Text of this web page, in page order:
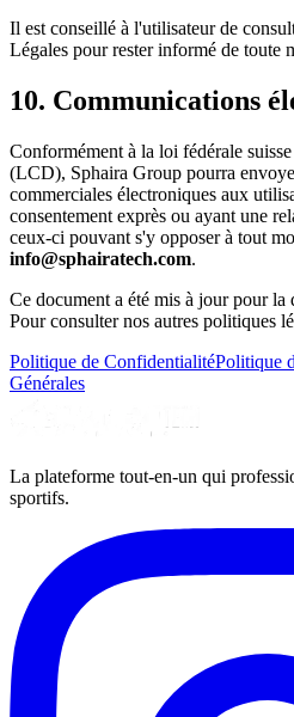
Il est conseillé à l'utilisateur de
Légales pour rester informé de toute
10. Communications
Conformément à la loi fédérale
(LCD), Sphaira Group pourra
commerciales électroniques aux
consentement exprès ou ayant une
ceux-ci pouvant s'y opposer à tout
info@sphairatech.com.
Ce document a été mis à jour pour
Pour consulter nos autres politiques
Politique de ConfidentialitéPolitique
Générales
La plateforme tout-en-un qui
sportifs.